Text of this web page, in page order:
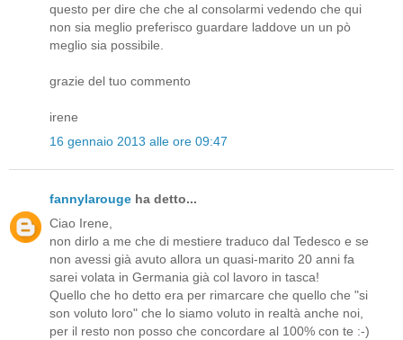
questo per dire che che al consolarmi vedendo che qui
non sia meglio preferisco guardare laddove un un pò
meglio sia possibile.
grazie del tuo commento
irene
16 gennaio 2013 alle ore 09:47
fannylarouge ha detto...
Ciao Irene,
non dirlo a me che di mestiere traduco dal Tedesco e se
non avessi già avuto allora un quasi-marito 20 anni fa
sarei volata in Germania già col lavoro in tasca!
Quello che ho detto era per rimarcare che quello che "si
son voluto loro" che lo siamo voluto in realtà anche noi,
per il resto non posso che concordare al 100% con te :-)